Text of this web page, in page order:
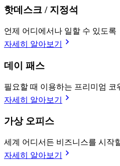
핫데스크 / 지정석
언제 어디에서나 일할 수 있도록
자세히 알아보기
데이 패스
필요할 때 이용하는 프리미엄 코
자세히 알아보기
가상 오피스
세계 어디서든 비즈니스를 시작
자세히 알아보기